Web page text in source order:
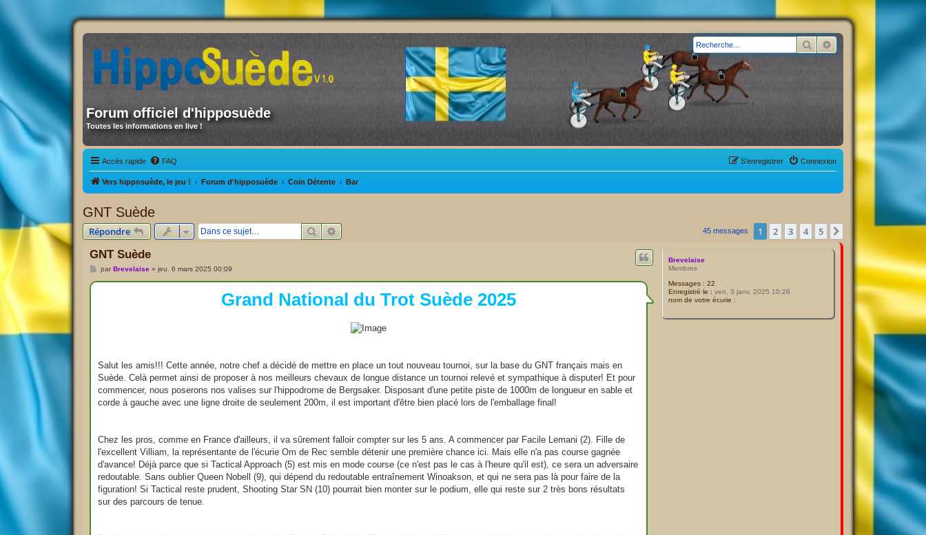
Forum officiel d'hipposuède
Toutes les informations en live !
Rechercher
Accès rapide FAQ Connexion
S’enregistrer
Vers hipposuède, le jeu ! Forum d'hipposuède Coin Détente Bar
GNT Suède
Répondre Rechercher 45 messages 1 2 3 4 5 Suivante
Brevelaise
Membres
Messages : 22
Enregistré le : ven. 3 janv. 2025 10:26
nom de votre écurie :
GNT Suède
M
s
par Brevelaise» jeu. 6 mars 2025 00:09
Grand National du Trot Suède 2025
Salut les amis!!! Cette année, notre chef a décidé de mettre en place un tout nouveau tournoi, sur la base du GNT français mais en
Suède. Celà permet ainsi de proposer à nos meilleurs chevaux de longue distance un tournoi relevé et sympathique à disputer! Et pour
commencer, nous poserons nos valises sur l'hippodrome de Bergsaker. Disposant d'une petite piste de 1000m de longueur en sable et
corde à gauche avec une ligne droite de seulement 200m, il est important d'être bien placé lors de l'emballage final!
Chez les pros, comme en France d'ailleurs, il va sûrement falloir compter sur les 5 ans. A commencer par Facile Lemani (2). Fille de
l'excellent Villiam, la représentante de l'écurie Om de Rec semble détenir une première chance ici. Mais elle n'a pas course gagnée
d'avance! Déjà parce que si Tactical Approach (5) est mis en mode course (ce n'est pas le cas à l'heure qu'il est), ce sera un adversaire
redoutable. Sans oublier Queen Nobell (9), qui dépend du redoutable entraînement Winoakson, et qui ne sera pas là pour faire de la
figuration! Si Tactical reste prudent, Shooting Star SN (10) pourrait bien monter sur le podium, elle qui reste sur 2 très bons résultats
sur des parcours de tenue.